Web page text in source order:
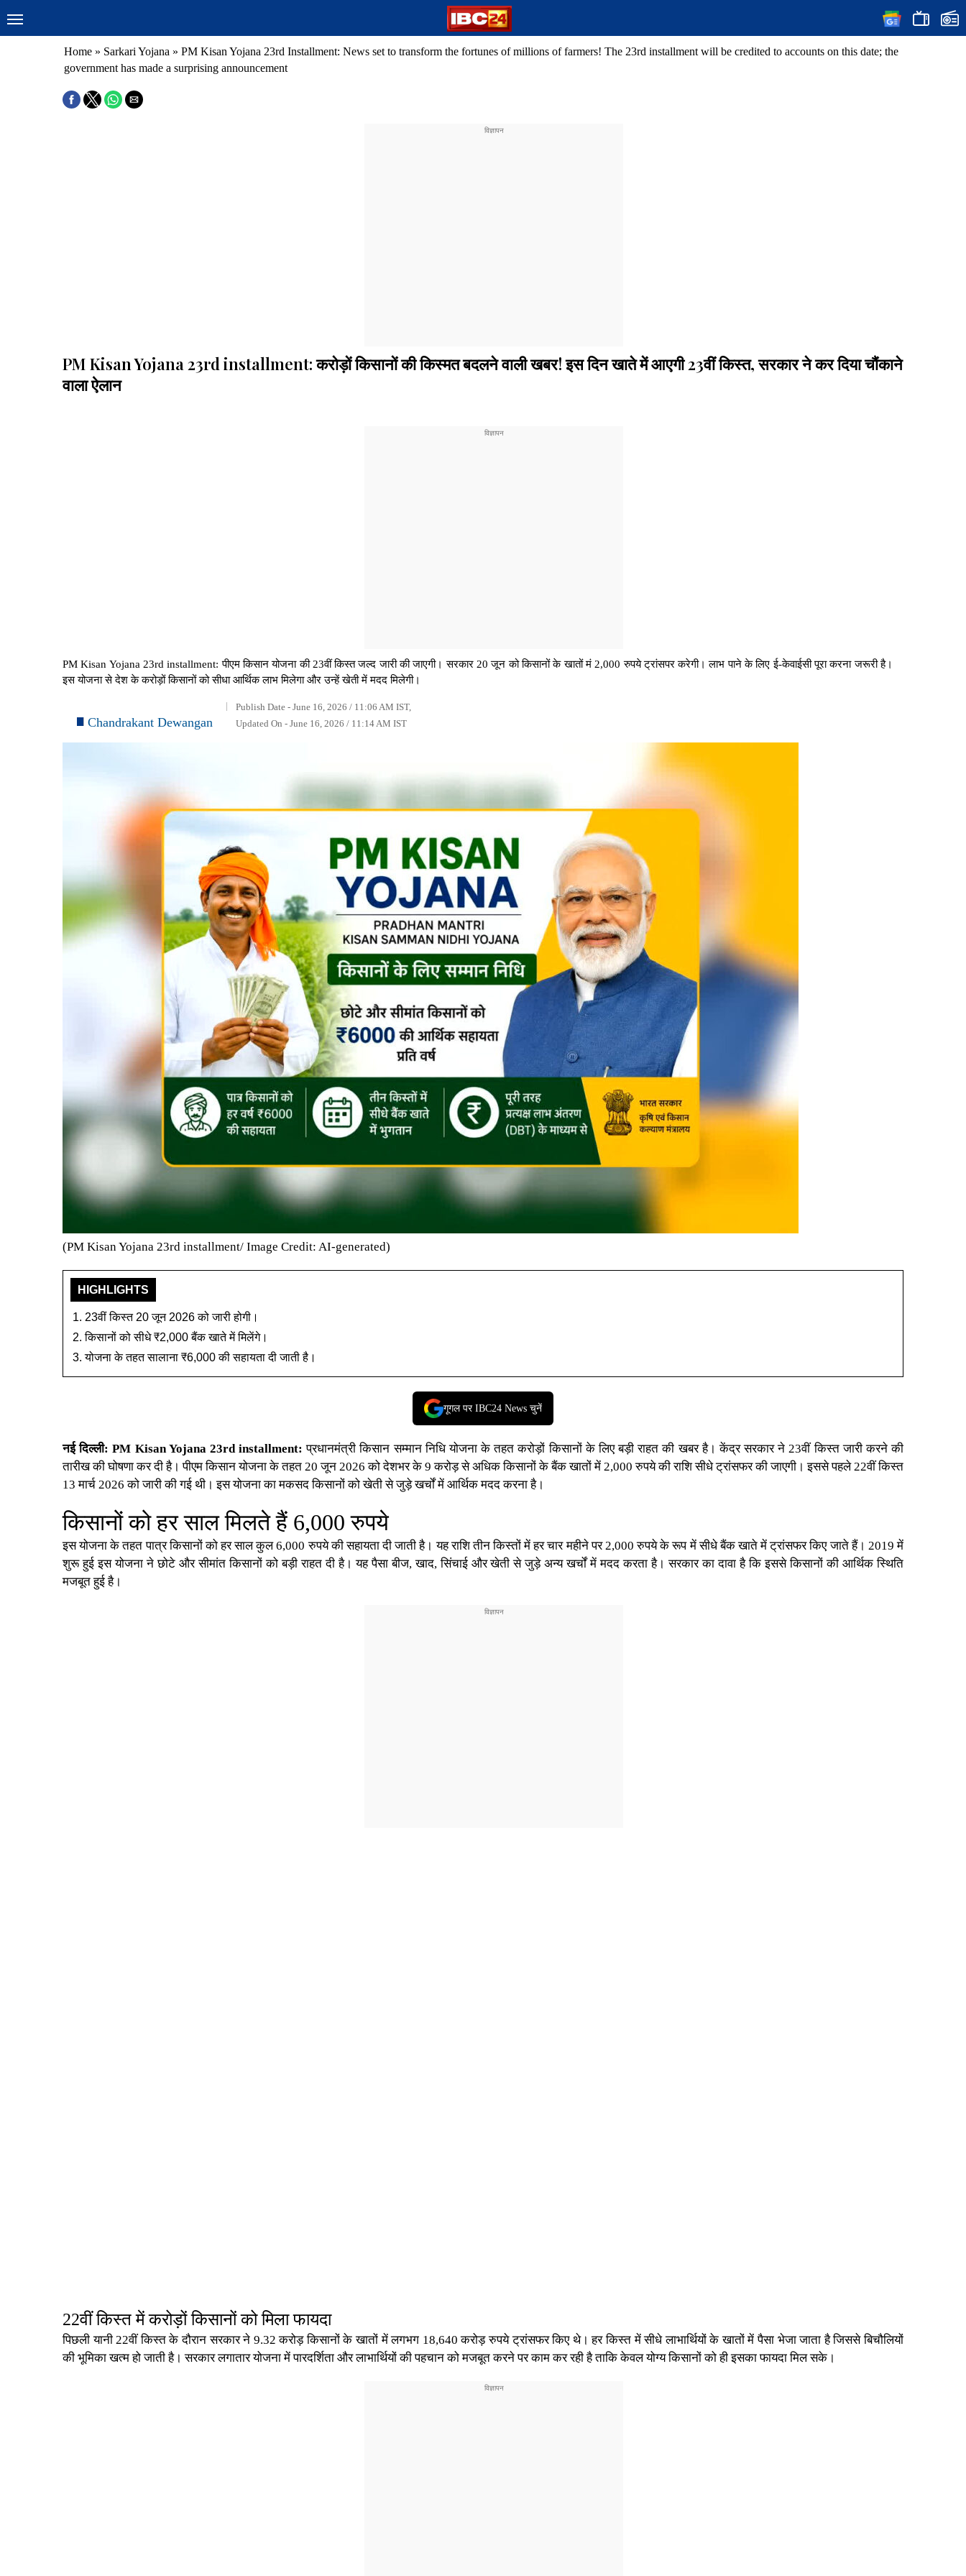
Home » Sarkari Yojana » PM Kisan Yojana 23rd Installment: News set to transform the fortunes of millions of farmers! The 23rd installment will be credited to accounts on this date; the
government has made a surprising announcement
PM Kisan Yojana 23rd installment: करोड़ों किसानों की किस्मत बदलने वाली खबर! इस दिन खाते में आएगी 23वीं किस्त, सरकार ने कर दिया चौंकाने
वाला ऐलान
PM Kisan Yojana 23rd installment: पीएम किसान योजना की 23वीं किस्त जल्द जारी की जाएगी। सरकार 20 जून को किसानों के खातों मं 2,000 रुपये ट्रांसपर करेगी। लाभ पाने के लिए ई-केवाईसी पूरा करना जरूरी है।
इस योजना से देश के करोड़ों किसानों को सीधा आर्थिक लाभ मिलेगा और उन्हें खेती में मदद मिलेगी।
Chandrakant Dewangan
Publish Date - June 16, 2026 / 11:06 AM IST,
Updated On - June 16, 2026 / 11:14 AM IST
(PM Kisan Yojana 23rd installment/ Image Credit: AI-generated)
HIGHLIGHTS
23वीं किस्त 20 जून 2026 को जारी होगी।
किसानों को सीधे ₹2,000 बैंक खाते में मिलेंगे।
योजना के तहत सालाना ₹6,000 की सहायता दी जाती है।
गूगल पर IBC24 News चुनें
नई दिल्ली: PM Kisan Yojana 23rd installment: प्रधानमंत्री किसान सम्मान निधि योजनाके तहत करोड़ों किसानों के लिए बड़ी राहत की खबर है। केंद्र सरकार ने23वीं किस्तजारी करने की
तारीख की घोषणा कर दी है।पीएम किसान योजनाके तहत 20 जून 2026 को देशभर के 9 करोड़ से अधिक किसानों के बैंक खातों में 2,000 रुपये की राशि सीधे ट्रांसफर की जाएगी। इससे पहले 22वीं किस्त
13 मार्च 2026 को जारी की गई थी। इस योजना का मकसद किसानों को खेती से जुड़े खर्चों में आर्थिक मदद करना है।
किसानों को हर साल मिलते हैं 6,000 रुपये
इस योजना के तहत पात्र किसानों को हर साल कुल 6,000 रुपये की सहायता दी जाती है। यह राशि तीन किस्तों में हर चार महीने पर 2,000 रुपये के रूप में सीधेबैंक खाते में ट्रांसफरकिए जाते हैं। 2019 में
शुरू हुई इस योजना ने छोटे और सीमांत किसानों को बड़ी राहत दी है। यह पैसा बीज, खाद, सिंचाई और खेती से जुड़े अन्य खर्चों में मदद करता है। सरकार का दावा है कि इससे किसानों की आर्थिक स्थिति
मजबूत हुई है।
22वीं किस्त में करोड़ों किसानों को मिला फायदा
पिछली यानी 22वीं किस्त के दौरान सरकार ने 9.32 करोड़ किसानों के खातों में लगभग 18,640 करोड़ रुपये ट्रांसफर किए थे। हर किस्त में सीधे लाभार्थियों के खातों में पैसा भेजा जाता है जिससे बिचौलियों
की भूमिका खत्म हो जाती है। सरकार लगातार योजना में पारदर्शिता और लाभार्थियों की पहचान को मजबूत करने पर काम कर रही है ताकि केवल योग्य किसानों को ही इसका फायदा मिल सके।